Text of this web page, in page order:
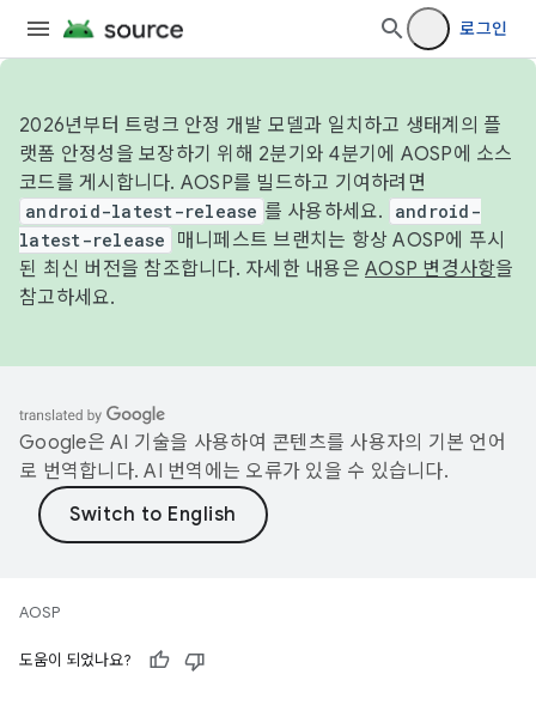
로그인
2026년부터 트렁크 안정 개발 모델과 일치하고 생태계의 플
랫폼 안정성을 보장하기 위해 2분기와 4분기에 AOSP에 소스
코드를 게시합니다. AOSP를 빌드하고 기여하려면
android-latest-release 를 사용하세요.
android-
latest-release
매니페스트 브랜치는 항상 AOSP에 푸시
된 최신 버전을 참조합니다. 자세한 내용은 AOSP 변경사항을
참고하세요.
Google은 AI 기술을 사용하여 콘텐츠를 사용자의 기본 언어
로 번역합니다. AI 번역에는 오류가 있을 수 있습니다.
AOSP
도움이 되었나요?